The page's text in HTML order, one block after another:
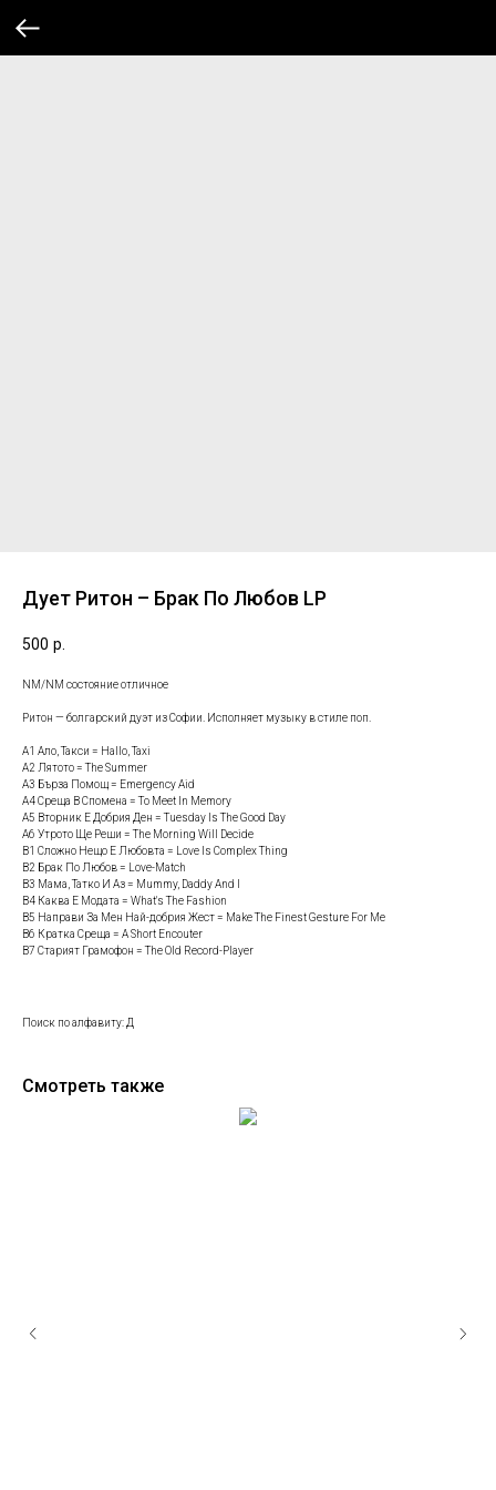
Дует Ритон – Брак По Любов LP
500 р.
NM/NM состояние отличное
Ритон — болгарский дуэт из Софии. Исполняет музыку в стиле поп.
A1 Ало, Такси = Hallo, Taxi
A2 Лятото = The Summer
A3 Бърза Помощ = Emergency Aid
A4 Среща В Спомена = To Meet In Memory
A5 Вторник Е Добрия Ден = Tuesday Is The Good Day
A6 Утрото Ще Реши = The Morning Will Decide
B1 Сложно Нещо Е Любовта = Love Is Complex Thing
B2 Брак По Любов = Love-Match
B3 Мама, Татко И Аз = Mummy, Daddy And I
B4 Каква Е Модата = What's The Fashion
B5 Направи За Мен Най-добрия Жест = Make The Finest Gesture For Me
B6 Кратка Среща = A Short Encouter
B7 Старият Грамофон = The Old Record-Player
Поиск по алфавиту: Д
Смотреть также